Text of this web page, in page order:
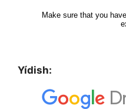
Yídish: